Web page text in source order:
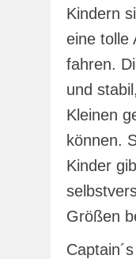
Kindern
eine tolle
fahren.
und
Kleinen
können.
Kinder
Größen